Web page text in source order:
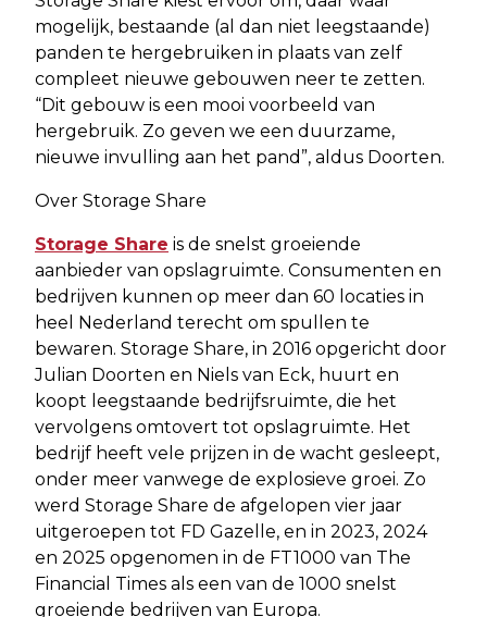
mogelijk, bestaande (al dan niet leegstaande)
panden te hergebruiken in plaats van zelf
compleet nieuwe gebouwen neer te zetten.
“Dit gebouw is een mooi voorbeeld van
hergebruik. Zo geven we een duurzame,
nieuwe invulling aan het pand”, aldus Doorten.
Over Storage Share
Storage Share is de snelst groeiende
aanbieder van opslagruimte. Consumenten en
bedrijven kunnen op meer dan 60 locaties in
heel Nederland terecht om spullen te
bewaren. Storage Share, in 2016 opgericht door
Julian Doorten en Niels van Eck, huurt en
koopt leegstaande bedrijfsruimte, die het
vervolgens omtovert tot opslagruimte. Het
bedrijf heeft vele prijzen in de wacht gesleept,
onder meer vanwege de explosieve groei. Zo
werd Storage Share de afgelopen vier jaar
uitgeroepen tot FD Gazelle, en in 2023, 2024
en 2025 opgenomen in de FT1000 van The
Financial Times als een van de 1000 snelst
groeiende bedrijven van Europa.